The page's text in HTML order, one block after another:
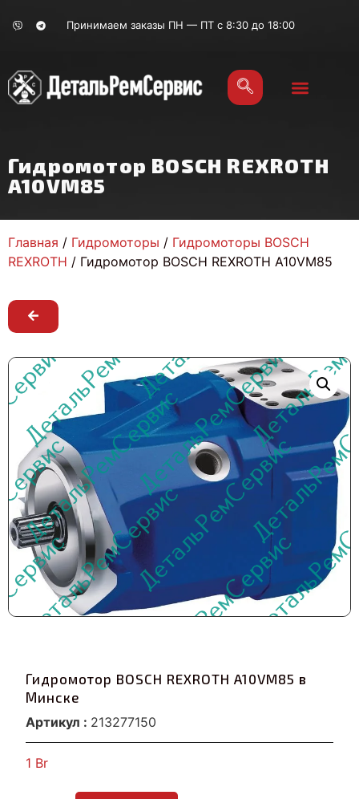
Принимаем заказы ПН — ПТ с 8:30 до 18:00
Гидромотор BOSCH REXROTH
A10VM85
Главная / Гидромоторы / Гидромоторы BOSCH
REXROTH / Гидромотор BOSCH REXROTH A10VM85
Гидромотор BOSCH REXROTH A10VM85 в
Минске
Артикул : 213277150
1 Br